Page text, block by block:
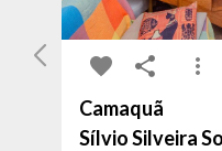
Camaquã
Sílvio Silveira